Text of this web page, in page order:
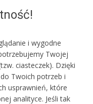
z: 4 ściankami z
i wygodne
Twojej
ciasteczek). Dzięki
Twoich potrzeb i
usprawnień, które
analityce. Jeśli tak